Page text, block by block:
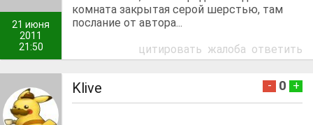
21 июня
2011
21:50
комната закрытая серой шерстью, там
послание от автора...
цитировать жалоба ответить
Klive - 0 +